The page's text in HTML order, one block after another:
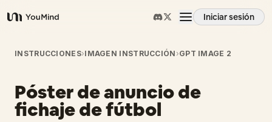
YouMind
Iniciar sesión
Resumen
Casos de uso
INSTRUCCIONES›IMAGEN INSTRUCCIÓN ›GPT IMAGE 2
Póster de anuncio de
fichaje de fútbol